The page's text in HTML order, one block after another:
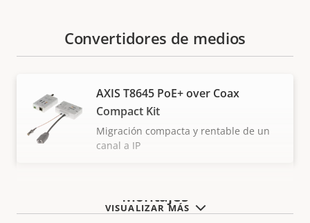
VISUALIZAR MÁS
Convertidores de medios
AXIS T8645 PoE+ over Coax
Compact Kit
Migración compacta y rentable de un
canal a IP
Montajes